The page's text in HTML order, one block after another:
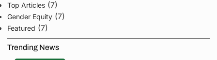
Top Articles (7)
Gender Equity (7)
Featured (7)
Trending News